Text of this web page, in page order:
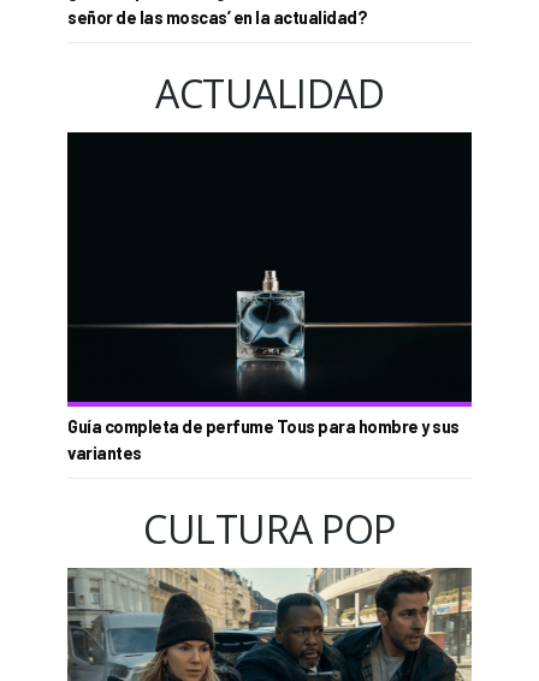
señor de las moscas’ en la actualidad?
ACTUALIDAD
Guía completa de perfume Tous para hombre y sus
variantes
CULTURA POP